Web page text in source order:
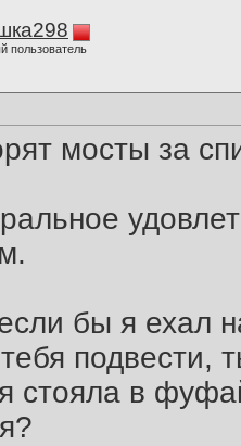
пользователь
мосты за
бы я ехал
подвести,
стояла в